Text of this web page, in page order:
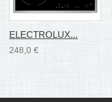
ELECTROLUX...
248,0 €